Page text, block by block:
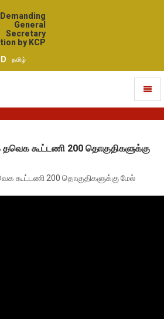
Demanding
General
Secretary
by KCP
தமிழ்
கூட்டணி 200 தொகுதிகளுக்கு
கூட்டணி 200 தொகுதிகளுக்கு மேல்